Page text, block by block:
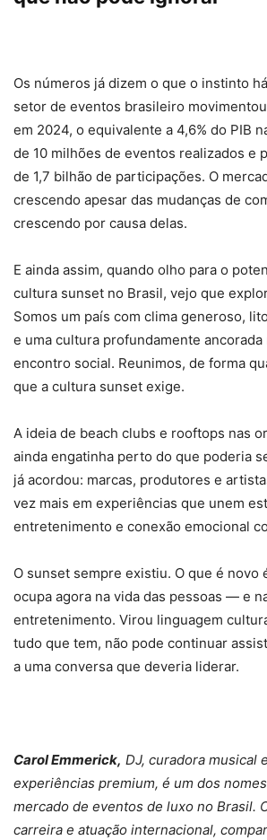
Os números já dizem o que o instinto
setor de eventos brasileiro
em 2024, o equivalente a 4,6% do PIB
de 10 milhões de eventos realizados e
de 1,7 bilhão de participações. O
crescendo apesar das mudanças de
crescendo por causa delas.
E ainda assim, quando olho para o
cultura sunset no Brasil, vejo que
Somos um país com clima generoso,
e uma cultura profundamente ancorada
encontro social. Reunimos, de forma
que a cultura sunset exige.
A ideia de beach clubs e rooftops nas
ainda engatinha perto do que poderia
já acordou: marcas, produtores e
vez mais em experiências que unem
entretenimento e conexão emocional
O sunset sempre existiu. O que é novo
ocupa agora na vida das pessoas — e
entretenimento. Virou linguagem
tudo que tem, não pode continuar
a uma conversa que deveria liderar.
Carol Emmerick, DJ, curadora musical
experiências premium, é um dos
mercado de eventos de luxo no Brasil.
carreira e atuação internacional,